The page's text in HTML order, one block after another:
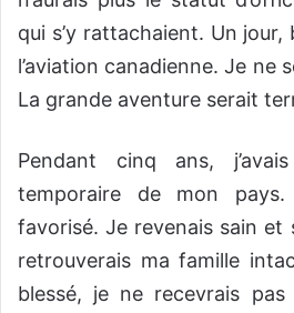
qui s’y rattachaient. Un
l’aviation canadienne. Je ne
La grande aventure serait
Pendant cinq ans,
temporaire de mon pays.
favorisé. Je revenais sain et
retrouverais ma famille
blessé, je ne recevrais pas